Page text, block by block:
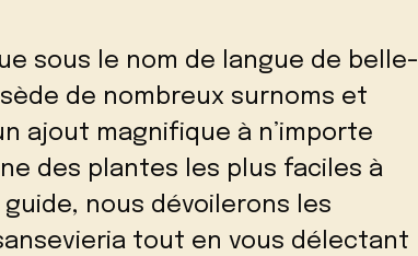
sous le nom de langue de belle-
de nombreux surnoms et
ajout magnifique à n’importe
des plantes les plus faciles à
nous dévoilerons les
tout en vous délectant